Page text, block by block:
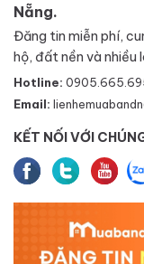
Nẵng.
Đăng tin miễn phí,
hộ, đất nền và nhiều
Hotline:
Email:
KẾT NỐI VỚI